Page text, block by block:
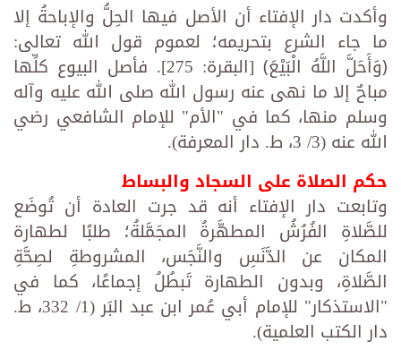
وأكدت دار الإفتاء أن الأصل فيها الحِلُّ والإباحةُ إلا
ما جاء الشرع بتحريمه؛ لعموم قول الله تعالى:
﴿وَأَحَلَّ اللَّهُ الْبَيْعَ﴾ [البقرة: 275]. فأصل البيوع كلِّها
مباحٌ إلا ما نهى عنه رسول الله صلى الله عليه وآله
وسلم منها، كما في "الأم" للإمام الشافعي رضي
الله عنه (3/ 3، ط. دار المعرفة).
حكم الصلاة على السجاد والبساط
وتابعت دار الإفتاء أنه قد جرت العادة أن تُوضَع
للصَّلاةِ الفُرُشُ المطهَّرةُ المجَمَّلةُ؛ طلبًا لطهارة
المكان عن الدَّنَسِ والنَّجَس، المشروطةِ لصِحَّةِ
الصَّلاةِ، وبدون الطهارة تَبطُلُ إجماعًا، كما في
"الاستذكار" للإمام أبي عُمر ابن عبد البَر (1/ 332، ط.
دار الكتب العلمية).